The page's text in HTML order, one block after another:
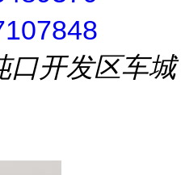
口开发区车城